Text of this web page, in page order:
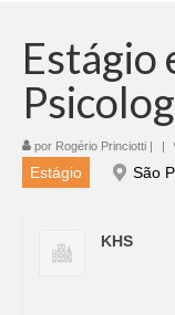
Estágio
por Rogério Princiotti | |
Estágio São
KHS